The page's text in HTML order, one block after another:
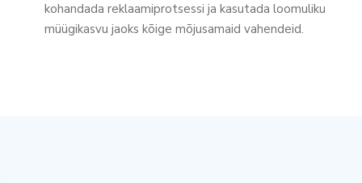
kohandada reklaamiprotsessi ja kasutada loomuliku
müügikasvu jaoks kõige mõjusamaid vahendeid.